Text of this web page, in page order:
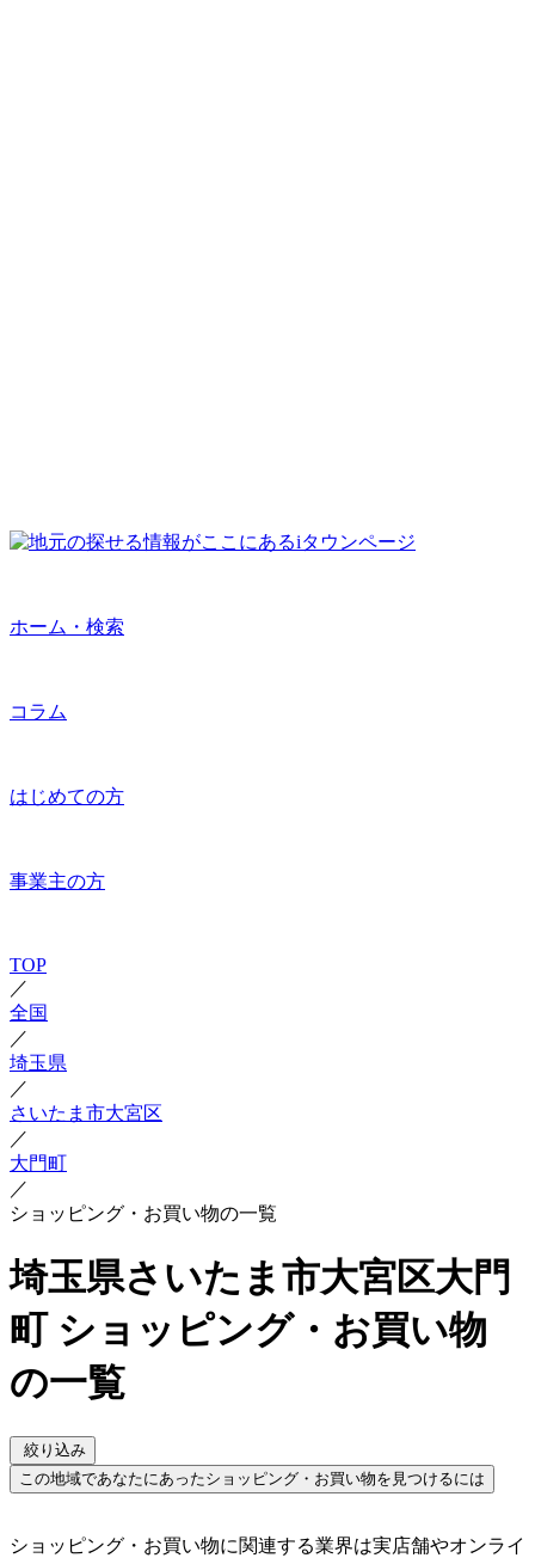
ホーム・検索
コラム
はじめての方
事業主の方
TOP
／
全国
／
埼玉県
／
さいたま市大宮区
／
大門町
／
ショッピング・お買い物の一覧
埼玉県さいたま市大宮区大門
町 ショッピング・お買い物
の一覧
絞り込み
この地域であなたにあったショッピング・お買い物を見つけるには
ショッピング・お買い物に関連する業界は実店舗やオンライ